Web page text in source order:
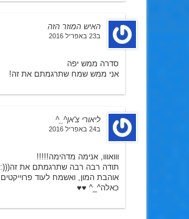
האיש המוזר הזה
ב23 באפריל 2016
סדרה ממש יפה
אני ממש שמח שתרגמתם את זה!
ליאורי צ'אן^_^
ב24 באפריל 2016
ווואווו, אנימה מדהימה!!!!!
תודה רבה רבה שתרגמתם את זה(((:
אוהבת המון, ואשמח לעוד פרוייקטים
כאלה^_^ ♥♥